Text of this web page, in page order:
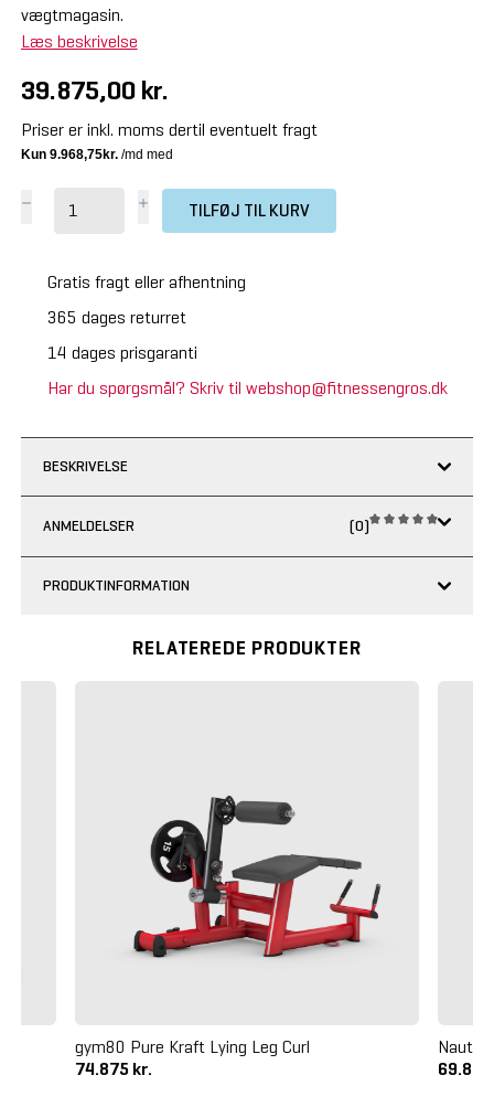
vægtmagasin.
Læs beskrivelse
39.875,00 kr.
Priser er inkl. moms dertil eventuelt fragt
TILFØJ TIL KURV
Gratis fragt eller afhentning
365 dages returret
14 dages prisgaranti
Har du spørgsmål? Skriv til webshop@fitnessengros.dk
BESKRIVELSE
ANMELDELSER (0)
PRODUKTINFORMATION
RELATEREDE PRODUKTER
gym80 Pure Kraft Lying Leg Curl
74.875 kr.